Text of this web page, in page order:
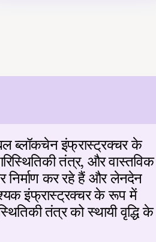
ब्लॉकचेन इंफ्रास्ट्रक्चर के
तंत्र, और वास्तविक
निर्माण कर रहे हैं और लेनदेन
इंफ्रास्ट्रक्चर के रूप में
तंत्र को स्थायी वृद्धि के